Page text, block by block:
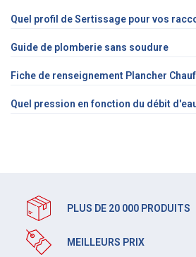
Quel profil de Sertissage pour vos
Guide de plomberie sans soudure
Fiche de renseignement Plancher
Quel pression en fonction du débit
PLUS DE 20 000 PRODUITS
MEILLEURS PRIX